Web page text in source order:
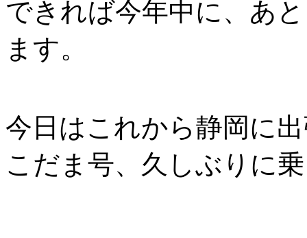
できれば今年中に、あ
ます。
今日はこれから静岡に
こだま号、久しぶりに